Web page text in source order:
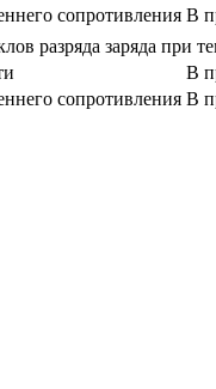
сопротивления В
разряда заряда при
В
сопротивления В